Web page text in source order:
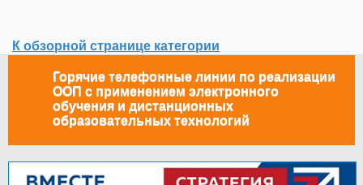
К обзорной странице категории
Горячие телефонные линии по реализации
ООП с применением электронного
обучения и дистанционных
образовательных технологий